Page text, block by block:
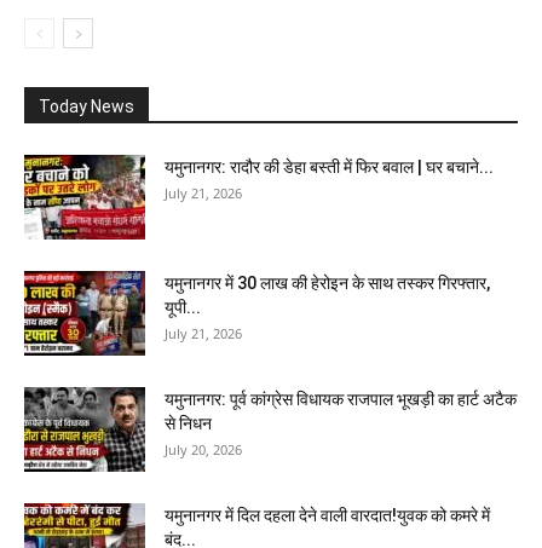
Today News
यमुनानगर: रादौर की डेहा बस्ती में फिर बवाल | घर बचाने...
July 21, 2026
यमुनानगर में 30 लाख की हेरोइन के साथ तस्कर गिरफ्तार,
यूपी...
July 21, 2026
यमुनानगर: पूर्व कांग्रेस विधायक राजपाल भूखड़ी का हार्ट अटैक
से निधन
July 20, 2026
यमुनानगर में दिल दहला देने वाली वारदात!युवक को कमरे में
बंद...